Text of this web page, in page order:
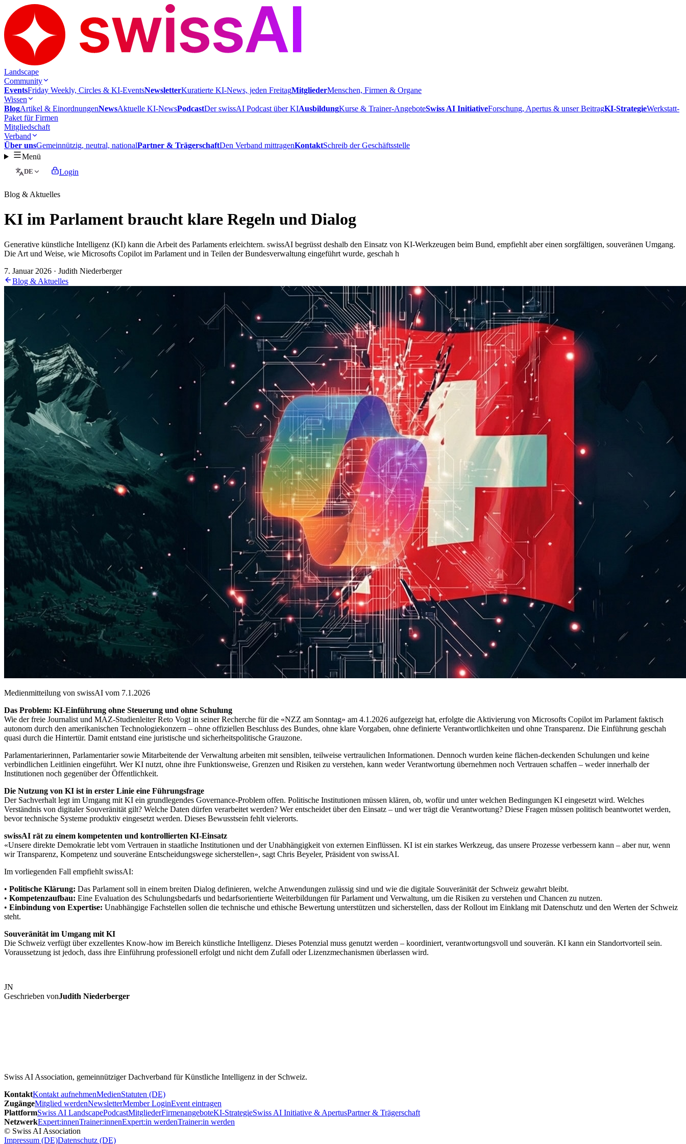
Landscape
Community
EventsFriday Weekly, Circles & KI-EventsNewsletterKuratierte KI-News, jeden FreitagMitgliederMenschen, Firmen & Organe
Wissen
BlogArtikel & EinordnungenNewsAktuelle KI-NewsPodcastDer swissAI Podcast über KIAusbildungKurse & Trainer-AngeboteSwiss AI InitiativeForschung, Apertus & unser BeitragKI-StrategieWerkstatt-
Paket für Firmen
Mitgliedschaft
Verband
Über unsGemeinnützig, neutral, nationalPartner & TrägerschaftDen Verband mittragenKontaktSchreib der Geschäftsstelle
Menü
DE Login
Blog & Aktuelles
KI im Parlament braucht klare Regeln und Dialog
Generative künstliche Intelligenz (KI) kann die Arbeit des Parlaments erleichtern. swissAI begrüsst deshalb den Einsatz von KI-Werkzeugen beim Bund, empfiehlt aber einen sorgfältigen, souveränen Umgang.
Die Art und Weise, wie Microsofts Copilot im Parlament und in Teilen der Bundesverwaltung eingeführt wurde, geschah h
7. Januar 2026 · Judith Niederberger
Blog & Aktuelles
Medienmitteilung von swissAI vom 7.1.2026
Das Problem: KI-Einführung ohne Steuerung und ohne Schulung
Wie der freie Journalist und MAZ-Studienleiter Reto Vogt in seiner Recherche für die «NZZ am Sonntag» am 4.1.2026 aufgezeigt hat, erfolgte die Aktivierung von Microsofts Copilot im Parlament faktisch
autonom durch den amerikanischen Technologiekonzern – ohne offiziellen Beschluss des Bundes, ohne klare Vorgaben, ohne definierte Verantwortlichkeiten und ohne Transparenz. Die Einführung geschah
quasi durch die Hintertür. Damit entstand eine juristische und sicherheitspolitische Grauzone.
Parlamentarierinnen, Parlamentarier sowie Mitarbeitende der Verwaltung arbeiten mit sensiblen, teilweise vertraulichen Informationen. Dennoch wurden keine flächen-deckenden Schulungen und keine
verbindlichen Leitlinien eingeführt. Wer KI nutzt, ohne ihre Funktionsweise, Grenzen und Risiken zu verstehen, kann weder Verantwortung übernehmen noch Vertrauen schaffen – weder innerhalb der
Institutionen noch gegenüber der Öffentlichkeit.
Die Nutzung von KI ist in erster Linie eine Führungsfrage
Der Sachverhalt legt im Umgang mit KI ein grundlegendes Governance-Problem offen. Politische Institutionen müssen klären, ob, wofür und unter welchen Bedingungen KI eingesetzt wird. Welches
Verständnis von digitaler Souveränität gilt? Welche Daten dürfen verarbeitet werden? Wer entscheidet über den Einsatz – und wer trägt die Verantwortung? Diese Fragen müssen politisch beantwortet werden,
bevor technische Systeme produktiv eingesetzt werden. Dieses Bewusstsein fehlt vielerorts.
swissAI rät zu einem kompetenten und kontrollierten KI-Einsatz
«Unsere direkte Demokratie lebt vom Vertrauen in staatliche Institutionen und der Unabhängigkeit von externen Einflüssen. KI ist ein starkes Werkzeug, das unsere Prozesse verbessern kann – aber nur, wenn
wir Transparenz, Kompetenz und souveräne Entscheidungswege sicherstellen», sagt Chris Beyeler, Präsident von swissAI.
Im vorliegenden Fall empfiehlt swissAI:
• Politische Klärung: Das Parlament soll in einem breiten Dialog definieren, welche Anwendungen zulässig sind und wie die digitale Souveränität der Schweiz gewahrt bleibt.
• Kompetenzaufbau: Eine Evaluation des Schulungsbedarfs und bedarfsorientierte Weiterbildungen für Parlament und Verwaltung, um die Risiken zu verstehen und Chancen zu nutzen.
• Einbindung von Expertise: Unabhängige Fachstellen sollen die technische und ethische Bewertung unterstützen und sicherstellen, dass der Rollout im Einklang mit Datenschutz und den Werten der Schweiz
steht.
Souveränität im Umgang mit KI
Die Schweiz verfügt über exzellentes Know-how im Bereich künstliche Intelligenz. Dieses Potenzial muss genutzt werden – koordiniert, verantwortungsvoll und souverän. KI kann ein Standortvorteil sein.
Voraussetzung ist jedoch, dass ihre Einführung professionell erfolgt und nicht dem Zufall oder Lizenzmechanismen überlassen wird.
JN
Geschrieben vonJudith Niederberger
Swiss AI Association, gemeinnütziger Dachverband für Künstliche Intelligenz in der Schweiz.
KontaktKontakt aufnehmenMedienStatuten (DE)
ZugängeMitglied werdenNewsletterMember LoginEvent eintragen
PlattformSwiss AI LandscapePodcastMitgliederFirmenangeboteKI-StrategieSwiss AI Initiative & ApertusPartner & Trägerschaft
NetzwerkExpert:innenTrainer:innenExpert:in werdenTrainer:in werden
© Swiss AI Association
Impressum (DE)Datenschutz (DE)